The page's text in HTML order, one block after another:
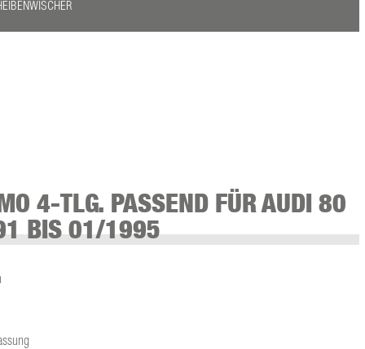
4-TLG. PASSEND FÜR AUDI 80
BIS 01/1995